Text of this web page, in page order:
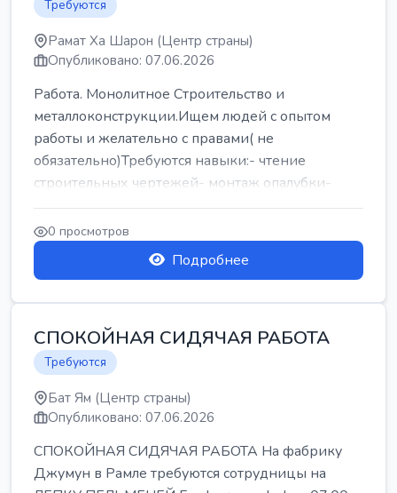
Требуются
Рамат Ха Шарон (Центр страны)
Опубликовано: 07.06.2026
Работа. Монолитное Строительство и
металлоконструкции.Ищем людей с опытом
работы и желательно с правами( не
обязательно)Требуются навыки:- чтение
строительных чертежей- монтаж опалубки-
армокаркасыОпл...
0 просмотров
Подробнее
СПОКОЙНАЯ СИДЯЧАЯ РАБОТА
Требуются
Бат Ям (Центр страны)
Опубликовано: 07.06.2026
СПОКОЙНАЯ СИДЯЧАЯ РАБОТА На фабрику
Джумун в Рамле требуются сотрудницы на